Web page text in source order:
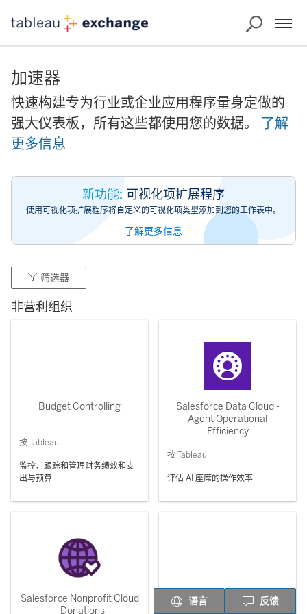
加速器
快速构建专为行业或企业应用程序量身定做的
强大仪表板，所有这些都使用您的数据。
了解
更多信息
新功能: 可视化项扩展程序
使用可视化项扩展程序将自定义的可视化项类型添加到您的工作表中。
了解更多信息
筛选器
非营利组织
Budget Controlling
按 Tableau
监控、跟踪和管理财务绩效和支
出与预算
Salesforce Data Cloud -
Agent Operational
Efficiency
按 Tableau
评估 AI 座席的操作效率
Salesforce Nonprofit Cloud
- Donations
Risk Register
语言 反馈